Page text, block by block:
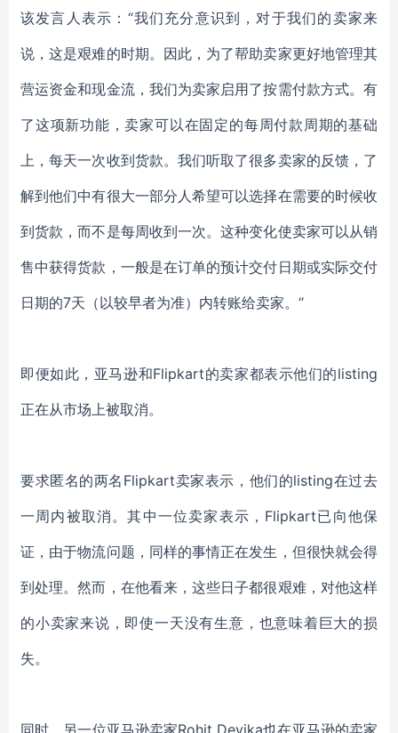
该发言人表示：“我们充分意识到，对于我们的卖家来
说，这是艰难的时期。因此，为了帮助卖家更好地管理其
营运资金和现金流，我们为卖家启用了按需付款方式。有
了这项新功能，卖家可以在固定的每周付款周期的基础
上，每天一次收到货款。我们听取了很多卖家的反馈，了
解到他们中有很大一部分人希望可以选择在需要的时候收
到货款，而不是每周收到一次。这种变化使卖家可以从销
售中获得货款，一般是在订单的预计交付日期或实际交付
日期的7天（以较早者为准）内转账给卖家。“
即便如此，亚马逊和Flipkart的卖家都表示他们的listing
正在从市场上被取消。
要求匿名的两名Flipkart卖家表示，他们的listing在过去
一周内被取消。其中一位卖家表示，Flipkart已向他保
证，由于物流问题，同样的事情正在发生，但很快就会得
到处理。然而，在他看来，这些日子都很艰难，对他这样
的小卖家来说，即使一天没有生意，也意味着巨大的损
失。
同时，另一位亚马逊卖家Rohit Devika也在亚马逊的卖家